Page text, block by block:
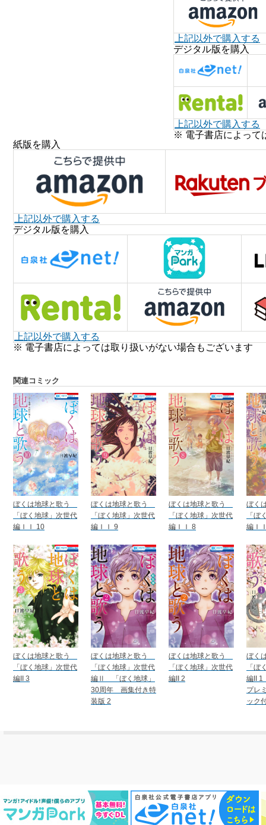
上記以外で購入する
デジタル版を購入
上記以外で購入する
※ 電子書店によって
紙版を購入
上記以外で購入する
デジタル版を購入
上記以外で購入する
※ 電子書店によっては取り扱いがない場合もございます
関連コミック
ぼくは地球と歌う
「ぼく地球」次世代
編ＩＩ 10
ぼくは地球と歌う
「ぼく地球」次世代
編ＩＩ 9
ぼくは地球と歌う
「ぼく地球」次世代
編ＩＩ 8
ぼく
「ぼ
編Ｉ
ぼくは地球と歌う
「ぼく地球」次世代
編II 3
ぼくは地球と歌う
「ぼく地球」次世代
編Ⅱ 「ぼく地球」
30周年 画集付き特
装版 2
ぼくは地球と歌う
「ぼく地球」次世代
編II 2
ぼく
「ぼ
編II 1
プレ
ック